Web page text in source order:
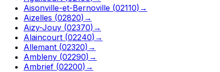
Aisonville-et-Bernoville (02110) →
Aizelles (02820) →
Aizy-Jouy (02370) →
Alaincourt (02240) →
Allemant (02320) →
Ambleny (02290) →
Ambrief (02200) →